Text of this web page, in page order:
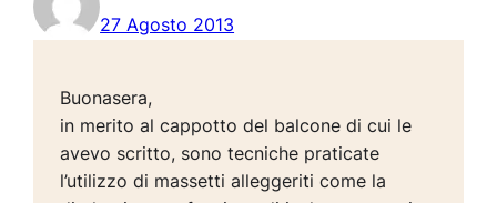
27 Agosto 2013
Buonasera,
in merito al cappotto del balcone di cui le
avevo scritto, sono tecniche praticate
l’utilizzo di massetti alleggeriti come la